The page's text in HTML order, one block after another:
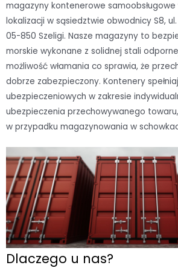
magazyny kontenerowe
lokalizacji w sąsiedztwie obwodnicy S8,
05-850 Szeligi. Nasze magazyny to
morskie wykonane z solidnej stali
możliwość włamania co sprawia, że
dobrze zabezpieczony. Kontenery
ubezpieczeniowych w zakresie
ubezpieczenia przechowywanego
w przypadku magazynowania w
Dlaczego u nas?